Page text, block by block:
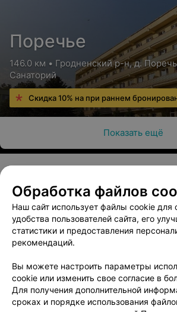
Поречье
146.0 км • Гродненский р-н, д.
Санаторий
Скидка 10% на при раннем
Показать ещё
О проекте Новости проекта
Медицинский маркетинг
Пользовательское соглашение
Написать в поддержку
Персональные настройки
Обработка файлов
Наш сайт использует файлы cookie для
удобства пользователей сайта, его
статистики и предоставления
рекомендаций.
Вы можете настроить параметры
cookie или изменить свое согласие в
Для получения дополнительной
сроках и порядке использования